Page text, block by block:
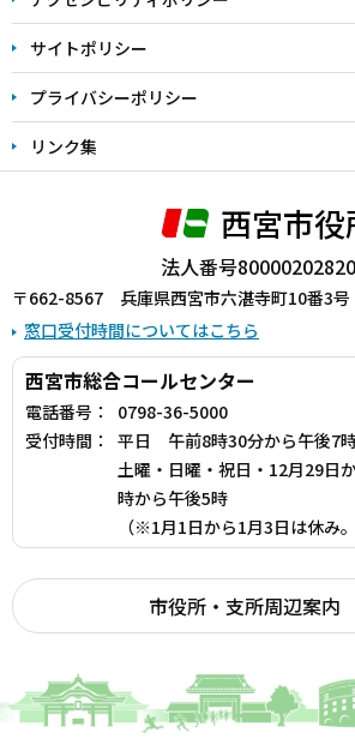
サイトポリシー
プライバシーポリシー
リンク集
西宮市役
法人番号
〒662-8567 兵庫県西宮市六湛寺町10番3号
窓口受付時間についてはこちら
西宮市総合コールセンター
電話番号：
0798-36-5000
受付時間：
平日 午前8時30分から午後7
土曜・日曜・祝日・12月29
時から午後5時
（※1月1日から1月3日は休み。
市役所・支所周辺案内